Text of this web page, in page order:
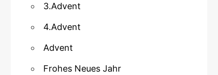
3.Advent
4.Advent
Advent
Frohes Neues Jahr